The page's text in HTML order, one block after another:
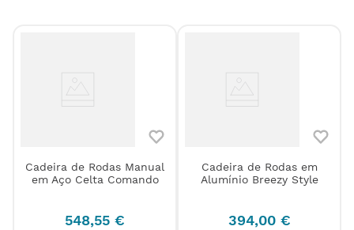
Cadeira de Rodas Manual
em Aço Celta Comando
548,55 €
Cadeira de Rodas em
Alumínio Breezy Style
394,00 €